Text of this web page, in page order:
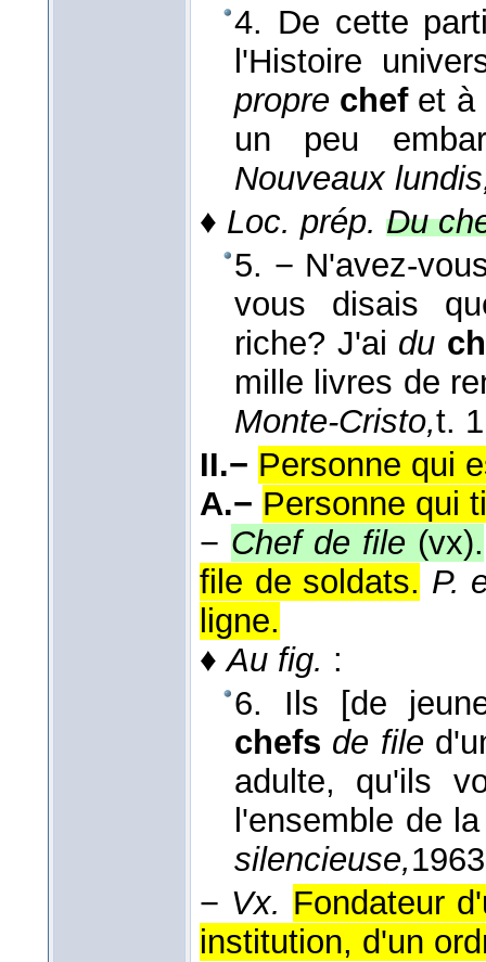
4. De cette
l'Histoire
propre chef et à
un peu
Nouveaux
♦ Loc. prép. Du
5. − N'avez-
vous disais
riche? J'ai du
mille livres de
Monte-Cristo,t. 1
II.− Personne qui
A.− Personne qui
− Chef de file (vx).
file de soldats. P.
ligne.
♦Au fig. :
6. Ils [de
chefs de file
adulte, qu'ils
l'ensemble de
silencieuse,1963
− Vx. Fondateur
institution, d'un